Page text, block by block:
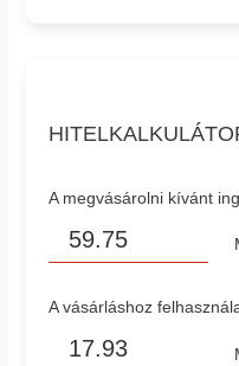
A megvásárolni kívánt
A vásárláshoz